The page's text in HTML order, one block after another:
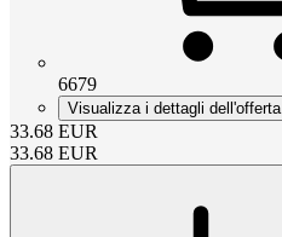
6679
Visualizza i dettagli dell'offerta
33.68 EUR
33.68 EUR